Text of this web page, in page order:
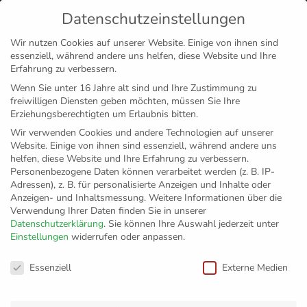
MENÜ
Disclaimer Impressum Datenschutz
Europaauftakt im
Datenschutzeinstellungen
Wir nutzen Cookies auf unserer Website. Einige von ihnen sind
essenziell, während andere uns helfen, diese Website und Ihre
Erfahrung zu verbessern.
Wenn Sie unter 16 Jahre alt sind und Ihre Zustimmung zu
freiwilligen Diensten geben möchten, müssen Sie Ihre
Erziehungsberechtigten um Erlaubnis bitten.
Wir verwenden Cookies und andere Technologien auf unserer
Website. Einige von ihnen sind essenziell, während andere uns
helfen, diese Website und Ihre Erfahrung zu verbessern.
Personenbezogene Daten können verarbeitet werden (z. B. IP-
Adressen), z. B. für personalisierte Anzeigen und Inhalte oder
Anzeigen- und Inhaltsmessung. Weitere Informationen über die
Verwendung Ihrer Daten finden Sie in unserer
Datenschutzerklärung. Sie können Ihre Auswahl jederzeit unter
Einstellungen widerrufen oder anpassen.
Datenschutzeinstellungen
Essenziell Externe Medien